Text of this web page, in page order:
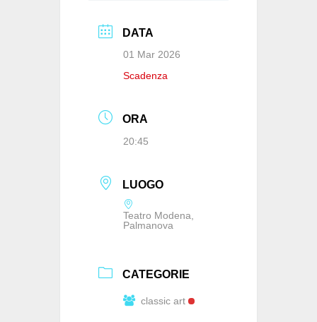
DATA
01 Mar 2026
Scadenza
ORA
20:45
LUOGO
Teatro Modena,
Palmanova
CATEGORIE
classic art